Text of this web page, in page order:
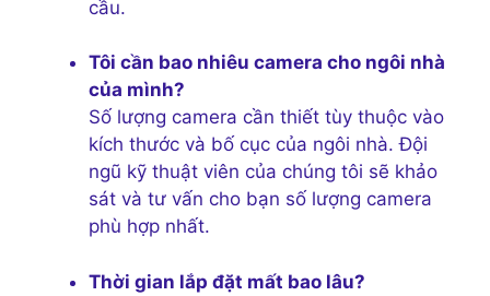
cầu.
Tôi cần bao nhiêu camera cho ngôi nhà
của mình?
Số lượng camera cần thiết tùy thuộc vào
kích thước và bố cục của ngôi nhà. Đội
ngũ kỹ thuật viên của chúng tôi sẽ khảo
sát và tư vấn cho bạn số lượng camera
phù hợp nhất.
Thời gian lắp đặt mất bao lâu?